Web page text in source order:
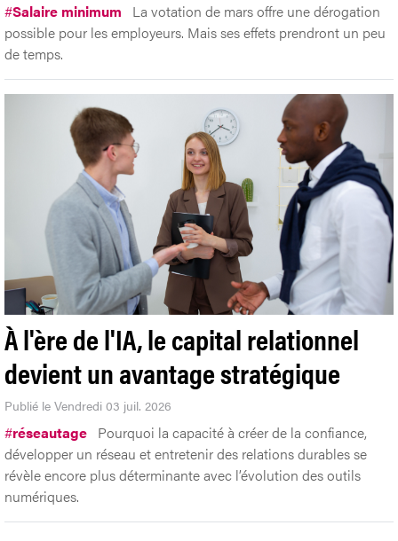
#Salaire minimum
La votation de mars offre une dérogation
possible pour les employeurs. Mais ses effets prendront un peu
de temps.
À l'ère de l'IA, le capital relationnel
devient un avantage stratégique
Publié le Vendredi 03 juil. 2026
#réseautage Pourquoi la capacité à créer de la confiance,
développer un réseau et entretenir des relations durables se
révèle encore plus déterminante avec l’évolution des outils
numériques.